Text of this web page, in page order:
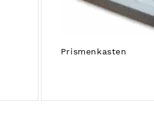
Prismenkasten